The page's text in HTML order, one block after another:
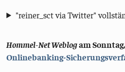
"reiner_sct via Twitter"
Hommel-Net Weblogam
Onlinebanking-